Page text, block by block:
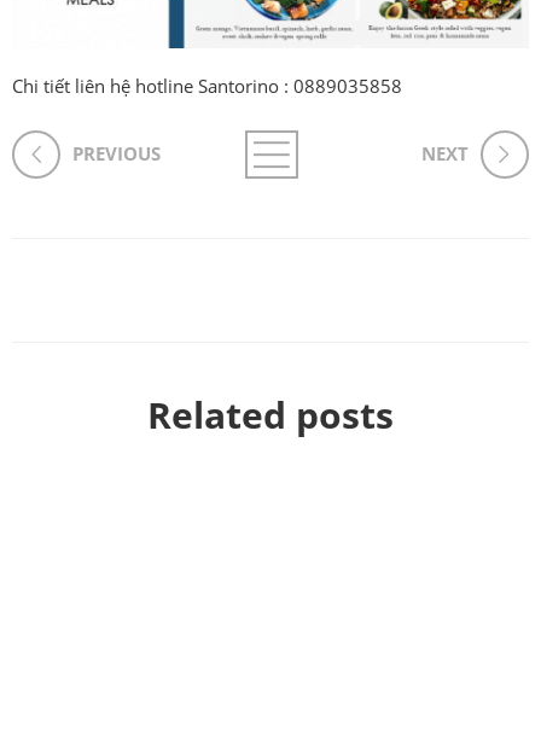
Chi tiết liên hệ hotline Santorino : 0889035858
PREVIOUS NEXT
Related posts